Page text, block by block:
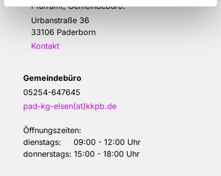
Pfarramt, Gemeindebüro:
Urbanstraße 36
33106 Paderborn
Kontakt
Gemeindebüro
05254-647645
pad-kg-elsen(at)kkpb.de
Öffnungszeiten:
dienstags: 09:00 - 12:00 Uhr
donnerstags: 15:00 - 18:00 Uhr